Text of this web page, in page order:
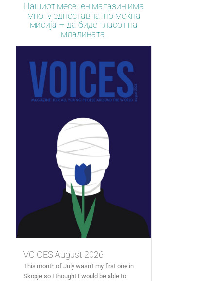
Нашиот месечен магазин има
многу едноставна, но моќна
мисија – да биде гласот на
младината.
VOICES August 2026
This month of July wasn’t my first one in
Skopje so I thought I would be able to